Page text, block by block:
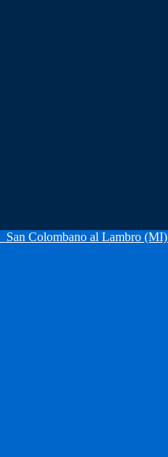
San Colombano al Lambro (MI)